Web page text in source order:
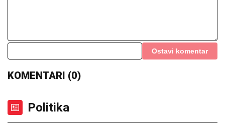
Ostavi komentar
KOMENTARI (0)
Politika